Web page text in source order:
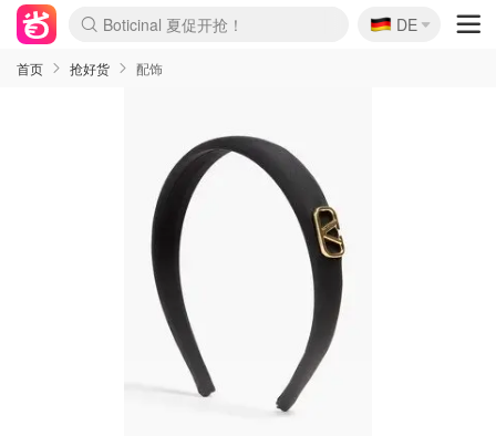
Boticinal 夏促开抢！
4折！lulu周四疯狂上新
还没结束！&OtherStories大促
Joybuy变相75折 随时失效
速领！Stanley独家85折
疑似霸哥！Camper额外叠85折
Zalando 奥莱闪促！每日更新
Moncler反季囤！5折起+叠9折
Coach Brooklyn仅€192
🇩🇪
DE
首页 抢好货 配饰